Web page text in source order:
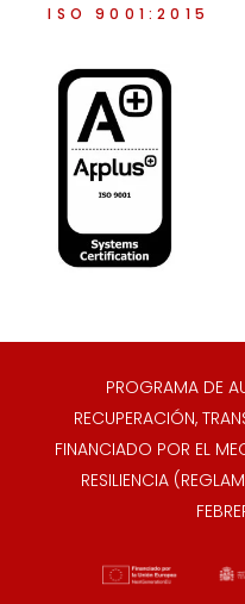
ISO 9001:2015
PROGRAMA DE
RECUPERACIÓN,
FINANCIADO POR EL
RESILIENCIA